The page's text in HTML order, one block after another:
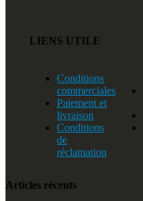
LIENS UTILE
Conditions
commerciales
Paiement et
livraison
Conditions
de
réclamation
Articles récents